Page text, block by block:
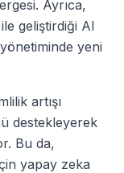
Ayrıca,
geliştirdiği AI
yeni
artışı
destekleyerek
Bu da,
yapay zeka